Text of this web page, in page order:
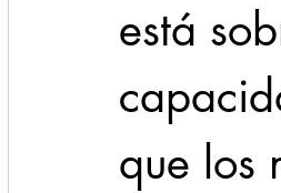
está
que los